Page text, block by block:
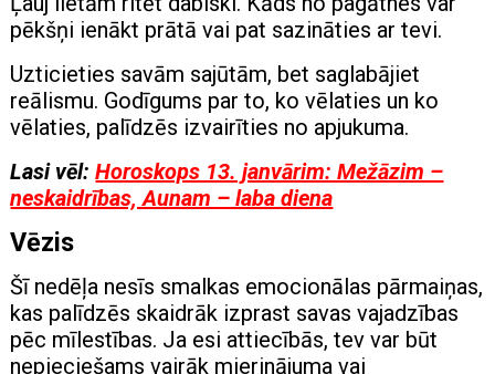
pēkšņi ienākt prātā vai pat sazināties ar tevi.
Uzticieties savām sajūtām, bet saglabājiet
reālismu. Godīgums par to, ko vēlaties un ko
vēlaties, palīdzēs izvairīties no apjukuma.
Lasi vēl:Horoskops 13. janvārim: Mežāzim –
neskaidrības, Aunam – laba diena
Vēzis
Šī nedēļa nesīs smalkas emocionālas pārmaiņas,
kas palīdzēs skaidrāk izprast savas vajadzības
pēc mīlestības. Ja esi attiecībās, tev var būt
nepieciešams vairāk mierinājuma vai